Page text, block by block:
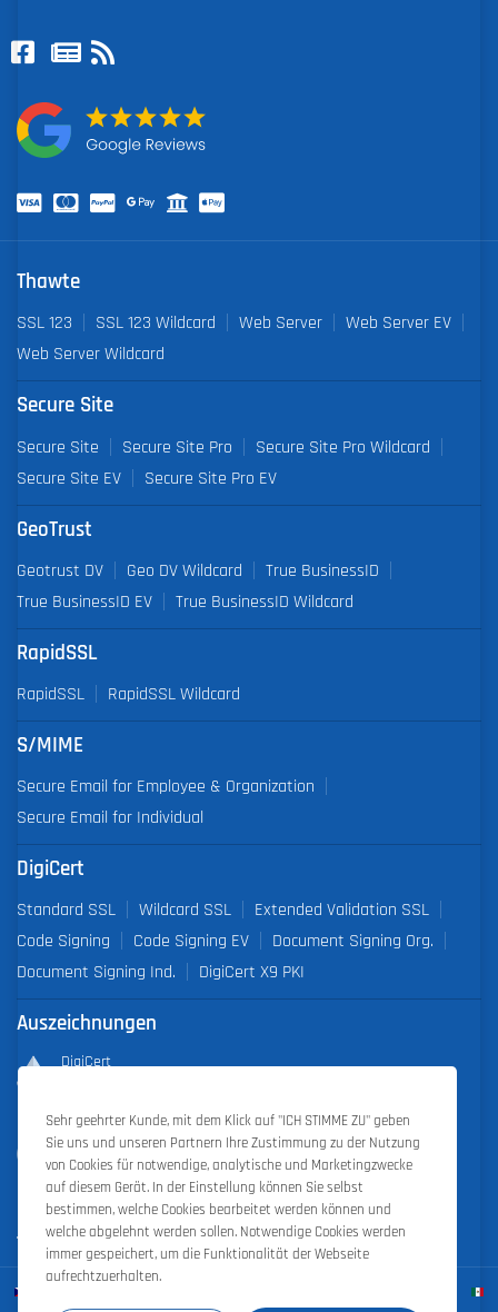
Thawte
SSL 123 SSL 123 Wildcard Web Server
Web Server EV
Web Server Wildcard
Secure Site
Secure Site Secure Site Pro
Secure Site Pro Wildcard
Secure Site EV
Secure Site Pro EV
GeoTrust
Geotrust DV Geo DV Wildcard
True BusinessID
True BusinessID EV
True BusinessID Wildcard
RapidSSL
RapidSSL RapidSSL Wildcard
S/MIME
Secure Email for Employee & Organization
Secure Email for Individual
DigiCert
Standard SSL Wildcard SSL
Extended Validation SSL
Code Signing
Code Signing EV
Document Signing Org.
Document Signing Ind.
DigiCert X9 PKI
Auszeichnungen
DigiCert
Outstanding Sales Performance Award 2018, 2019, 2020, 2021,
2022
Sehr geehrter Kunde, mit dem Klick auf "ICH STIMME ZU" geben
Sie uns und unseren Partnern Ihre Zustimmung zu der Nutzung
von Cookies für notwendige, analytische und Marketingzwecke
auf diesem Gerät. In der Einstellung können Sie selbst
bestimmen, welche Cookies bearbeitet werden können und
welche abgelehnt werden sollen. Notwendige Cookies werden
immer gespeichert, um die Funktionalität der Webseite
aufrechtzuerhalten.